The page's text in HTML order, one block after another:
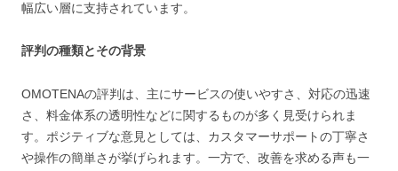
幅広い層に支持されています。
評判の種類とその背景
OMOTENAの評判は、主にサービスの使いやすさ、対応の迅速
さ、料金体系の透明性などに関するものが多く見受けられま
す。ポジティブな意見としては、カスタマーサポートの丁寧さ
や操作の簡単さが挙げられます。一方で、改善を求める声も一